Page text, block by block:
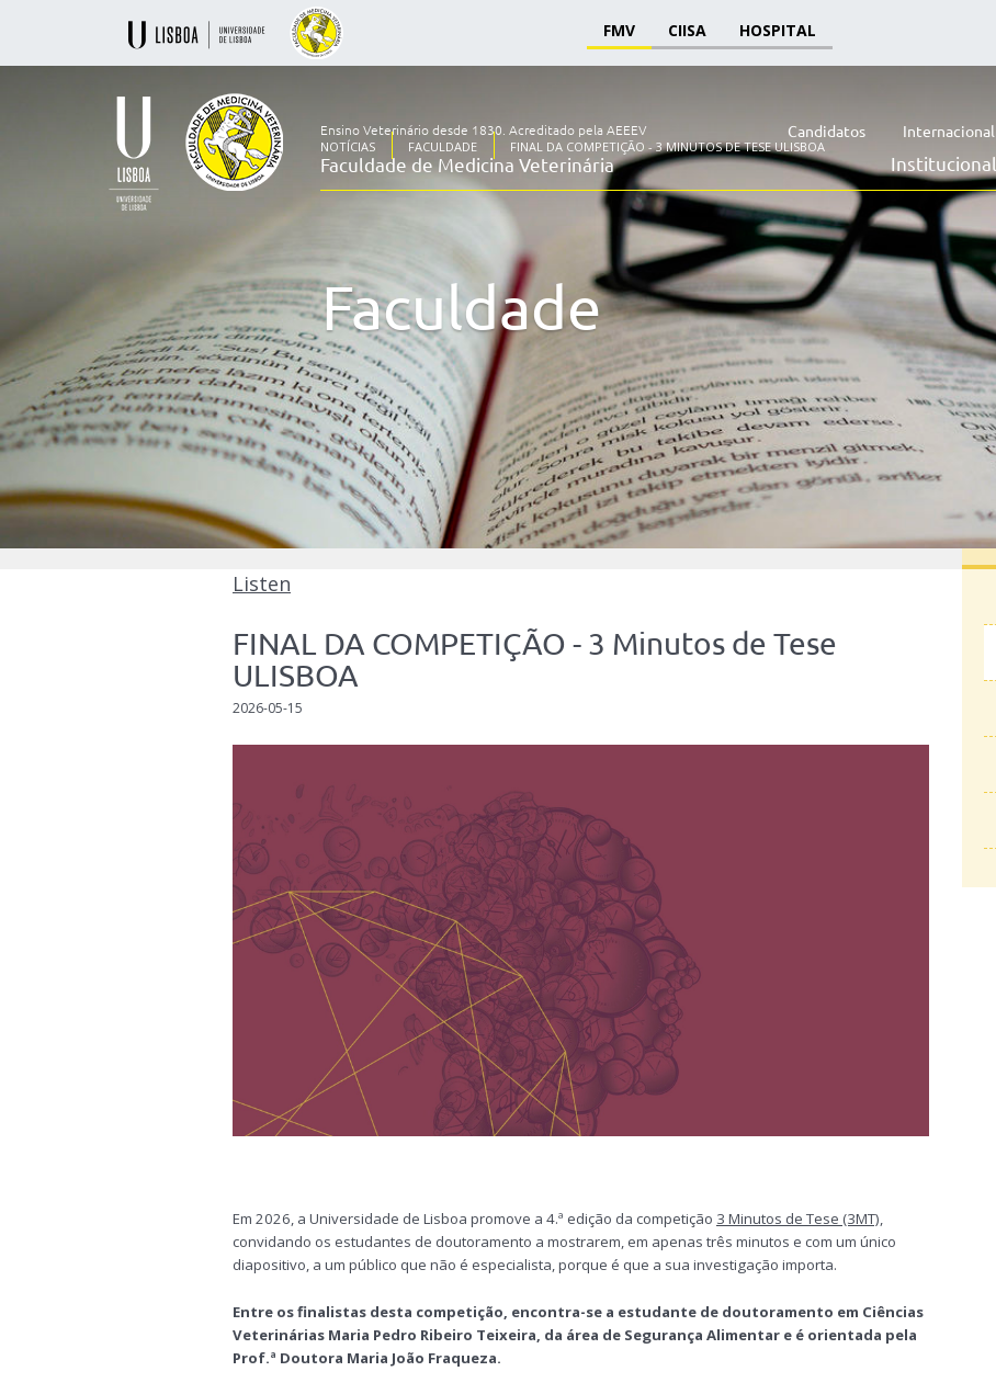
FMV CIISA HOSPITAL
Faculdade
de
Medicina
Veterinária
Ensino Veterinário desde 1830. Acreditado pela AEEEV
Faculdade de Medicina Veterinária
Candidatos Internacional
Institucional
NOTÍCIAS FACULDADE FINAL DA COMPETIÇÃO - 3 MINUTOS DE TESE ULISBOA
Faculdade
Listen
FINAL DA COMPETIÇÃO - 3 Minutos de Tese
ULISBOA
2026-05-15
Em 2026, a Universidade de Lisboa promove a 4.ª edição da competição 3 Minutos de Tese (3MT),
convidando os estudantes de doutoramento a mostrarem, em apenas três minutos e com um único
diapositivo, a um público que não é especialista, porque é que a sua investigação importa.
Entre os finalistas desta competição, encontra-se a estudante de doutoramento em Ciências
Veterinárias Maria Pedro Ribeiro Teixeira, da área de Segurança Alimentar e é orientada pela
Prof.ª Doutora Maria João Fraqueza.